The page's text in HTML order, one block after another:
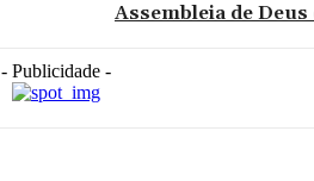
Assembleia de
- Publicidade -